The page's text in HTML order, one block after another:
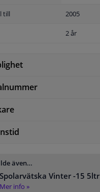
till 2005
2 år
även…
Spolarvätska Vinter -15 5ltr
Mer info »